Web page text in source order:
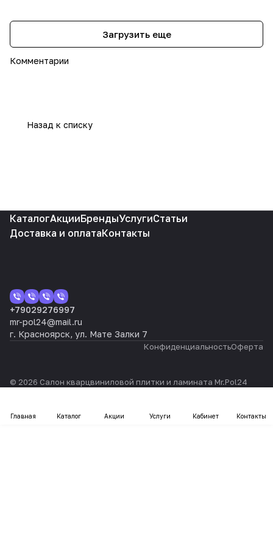
Загрузить еще
Комментарии
Назад к списку
Главная Каталог Акции Услуги Кабинет Контакты
КаталогАкцииБрендыУслугиСтатьи
Доставка и оплатаКонтакты
+79029276997
mr-pol24@mail.ru
г. Красноярск, ул. Мате Залки 7
КонфиденциальностьОферта
© 2026 Салон кварцвиниловой плитки и ламината Mr.Pol24